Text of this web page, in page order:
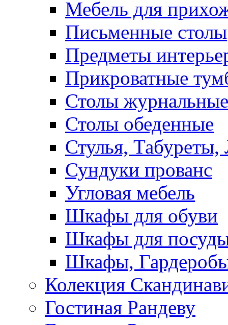
Мебель для
Письменные столы
Предметы
Прикроватные
Столы журнальные
Столы обеденные
Стулья, Табуреты,
Сундуки прованс
Угловая мебель
Шкафы для обуви
Шкафы для
Шкафы,
Колекция
Гостиная Рандеву